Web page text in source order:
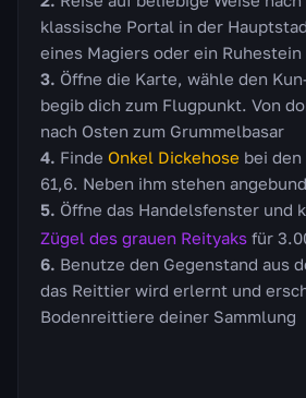
klassische Portal in der
eines Magiers oder ein Ruhestein
Öffne die Karte, wähle den
begib dich zum Flugpunkt. Von
nach Osten zum Grummelbasar
Finde Onkel Dickehose bei
61,6. Neben ihm stehen
Öffne das Handelsfenster und
Zügel des grauen Reityaks für
Benutze den Gegenstand aus
das Reittier wird erlernt und
Bodenreittiere deiner Sammlung